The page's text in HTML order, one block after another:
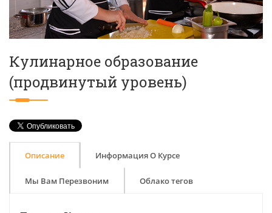
Кулинарное образование
(продвинутый уровень)
Описание Информация О Курсе
Мы Вам Перезвоним Облако тегов